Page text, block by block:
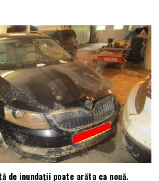
de inundații poate arăta ca nouă.